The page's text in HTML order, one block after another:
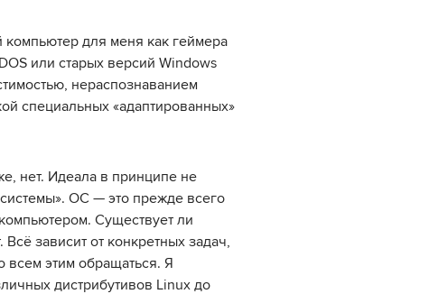
компьютер для меня как геймера
или старых версий Windows
нераспознаванием
специальных «адаптированных»
нет. Идеала в принципе не
ОС — это прежде всего
Существует ли
зависит от конкретных задач,
этим обращаться. Я
дистрибутивов Linux до